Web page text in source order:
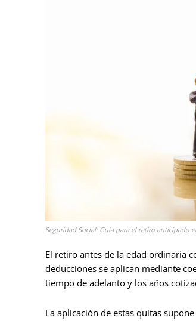
Seguridad Social: Guía para el retiro anticipado
El retiro antes de la edad ordinaria
deducciones se aplican mediante
tiempo de adelanto y los años
La aplicación de estas quitas